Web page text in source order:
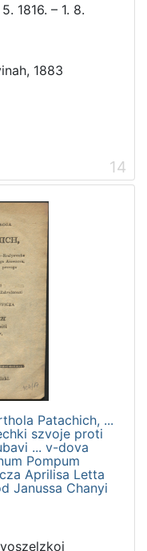
1816. – 1. 8.
1883
14
Patachich, ...
szvoje proti
... v-dova
Pompum
Aprilisa Letta
Janussa Chanyi